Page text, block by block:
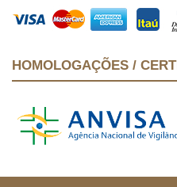
HOMOLOGAÇÕES /